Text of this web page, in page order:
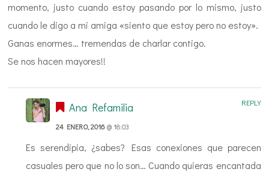
momento, justo cuando estoy pasando por lo mismo, justo
cuando le digo a mi amiga «siento que estoy pero no estoy».
Ganas enormes… tremendas de charlar contigo.
Se nos hacen mayores!!
Ana Refamilia
24 ENERO, 2016@ 18:03
Es serendipia, ¿sabes? Esas conexiones que parecen
casuales pero que no lo son… Cuando quieras encantada
REPLY